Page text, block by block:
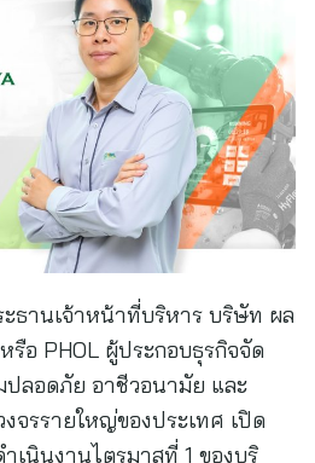
ธานเจ้าหน้าที่บริหาร บริษัท ผล
อ PHOL ผู้ประกอบธุรกิจจัด
ลอดภัย อาชีวอนามัย และ
จรรายใหญ่ของประเทศ เปิด
เนินงานไตรมาสที่ 1 ของบริ